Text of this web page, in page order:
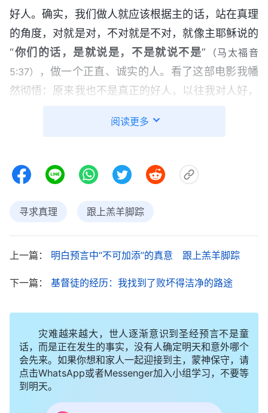
好人。确实，我们做人就应该根据主的话，站在真理
的角度，对就是对，不对就是不对，就像主耶稣说的
“你们的话，是就说是，不是就说不是” （马太福音
5:37）
，做一个正直、诚实的人。看了这部电影我幡
然彻悟：原来我也不是真正的好人，以往我对人好，
人总说些违心的话，做的很多事情都不是神所喜悦
痛，我被感动得一直哭。
思考：“这段时间通过看全能神教会的电影，发现这
些电影都挺正面的，全能神教会并不像异端啊！如果
全能神教会不好的话，怎么能拍出这么多让人生命得
稣基督 的教派，但也没有拍出这么多见证神的好电影
啊！如果全能神教会不是出于神的，谁愿意花这么多
的精力、时间、金钱做这些电影，无偿地供应给所有
的人呢？”我又想到，之前听牧师长老说中国大陆各
宗各派有很多人都接受了全能神的作工，就连海外很
多国家也都有全能神教会，如果不是神亲自作工，谁
能有这么大的能力呢？就像迦玛列说的：“他们所谋
阅读更多
寻求真理 跟上羔羊脚踪
上一篇： 明白预言中“不可加添”的真意 跟上羔羊脚踪
下一篇： 基督徒的经历：我找到了败坏得洁净的路途
灾难越来越大，世人逐渐意识到圣经预言不是童
话，而是正在发生的事实，没有人确定明天和意外哪个
会先来。如果你想和家人一起迎接到主，蒙神保守，请
点击WhatsApp或者Messenger加入小组学习，不要等
到明天。